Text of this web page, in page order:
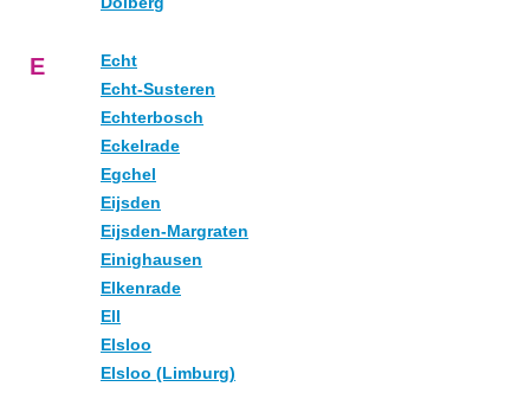
E
Echt
Echt-Susteren
Echterbosch
Eckelrade
Egchel
Eijsden
Eijsden-Margraten
Einighausen
Elkenrade
Ell
Elsloo
Elsloo (Limburg)